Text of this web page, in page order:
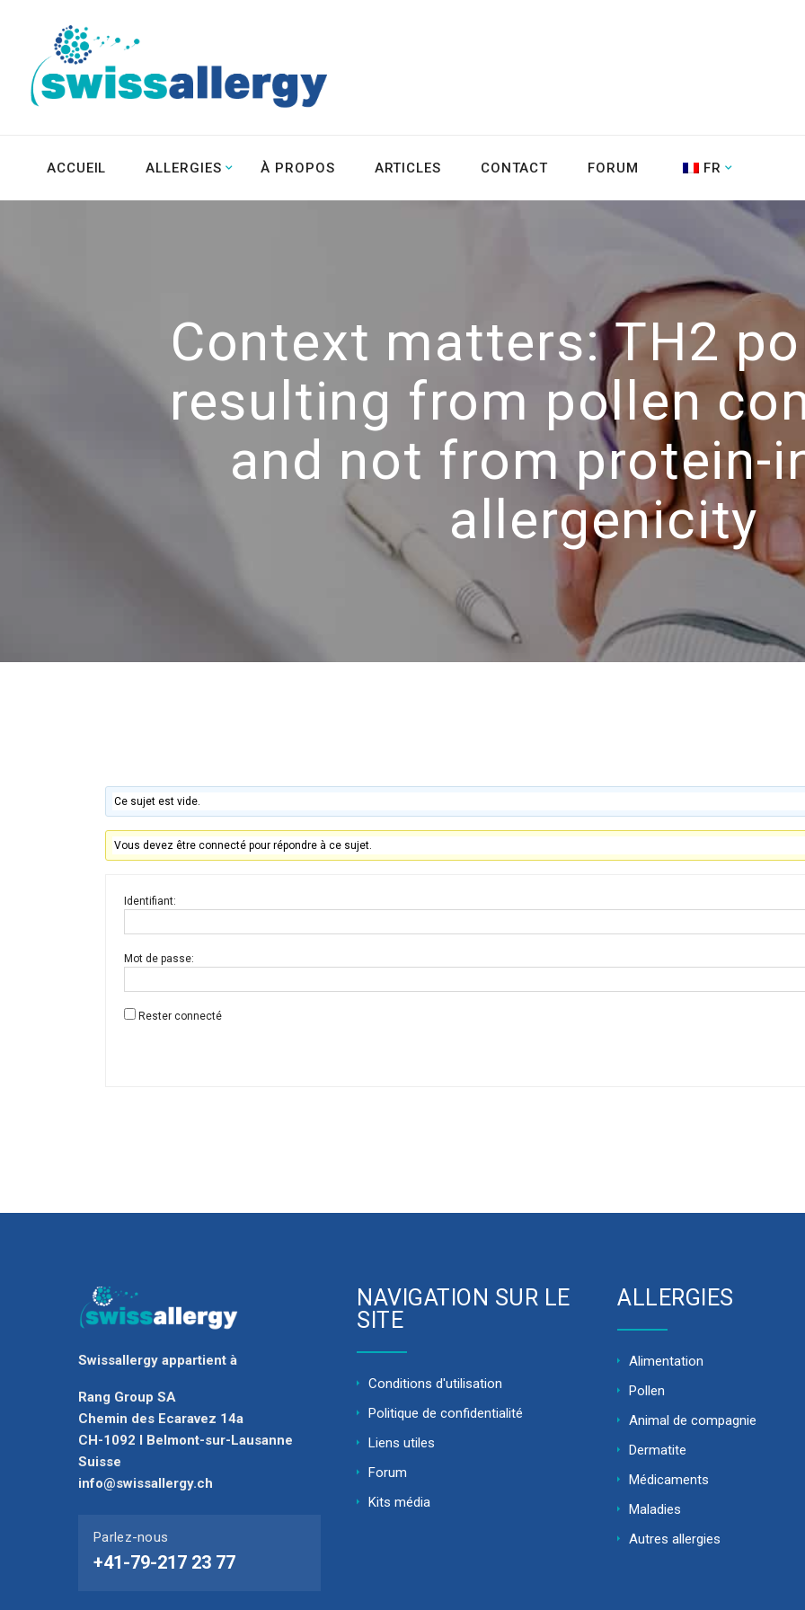
ACCUEIL ALLERGIES À PROPOS ARTICLES CONTACT FORUM FR
Context matters: TH2
resulting from pollen
and not from protein-
allergenicity
Ce sujet est vide.
Vous devez être connecté pour répondre à ce sujet.
Identifiant:
Mot de passe:
Rester connecté
Swissallergy appartient à
Rang Group SA
Chemin des Ecaravez 14a
CH-1092 I Belmont-sur-Lausanne
Suisse
info@swissallergy.ch
Parlez-nous
+41-79-217 23 77
NAVIGATION SUR LE
SITE
Conditions d'utilisation
Politique de confidentialité
Liens utiles
Forum
Kits média
ALLERGIES
Alimentation
Pollen
Animal de compagnie
Dermatite
Médicaments
Maladies
Autres allergies